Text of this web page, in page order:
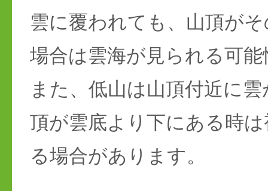
雲に覆われても、山頂が
場合は雲海が見られる可
また、低山は山頂付近に
頂が雲底より下にある時
る場合があります。